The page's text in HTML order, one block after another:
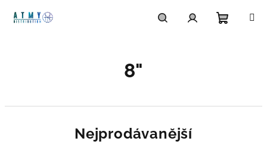
8"
Nejprodávanější